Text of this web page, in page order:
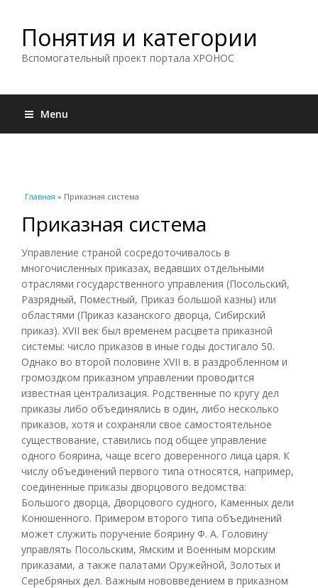
Понятия и категории
Вспомогательный проект портала ХРОНОС
Menu
Вы здесь
Главная » Приказная система
Приказная система
Управление страной сосредоточивалось в
многочисленных приказах, ведавших отдельными
отраслями государственного управления (Посольский,
Разрядный, Поместный, Приказ большой казны) или
областями (Приказ казанского дворца, Сибирский
приказ). XVII век был временем расцвета приказной
системы: число приказов в иные годы достигало 50.
Однако во второй половине XVII в. в раздробленном и
громоздком приказном управлении проводится
известная централизация. Родственные по кругу дел
приказы либо объединялись в один, либо несколько
приказов, хотя и сохраняли свое самостоятельное
существование, ставились под общее управление
одного боярина, чаще всего доверенного лица царя. К
числу объединений первого типа относятся, например,
соединенные приказы дворцового ведомства:
Большого дворца, Дворцового судного, Каменных дели
Конюшенного. Примером второго типа объединений
может служить поручение боярину Ф. А. Головину
управлять Посольским, Ямским и Военным морским
приказами, а также палатами Оружейной, Золотых и
Серебряных дел. Важным нововведением в приказном